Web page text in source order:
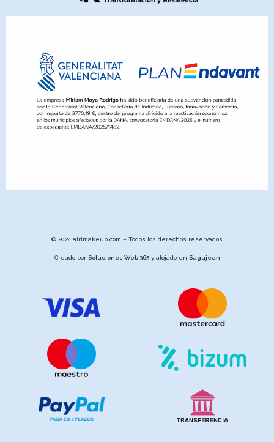
© 2024 airimakeup.com – Todos los derechos reservados
Creado por Soluciones Web 365y alojado en Sagajean